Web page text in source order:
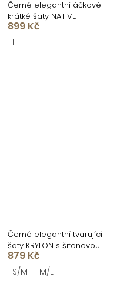
Černé elegantní áčkové
krátké šaty NATIVE
899 Kč
L
Černé elegantní tvarující
šaty KRYLON s šifonovou
sukní
879 Kč
S/M M/L